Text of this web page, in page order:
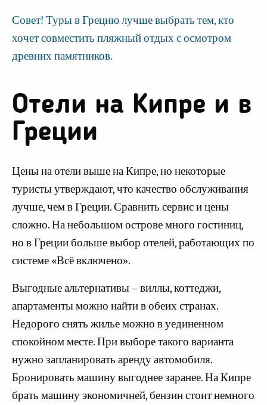
Совет! Туры в Грецию лучше выбрать тем, кто
хочет совместить пляжный отдых с осмотром
древних памятников.
Отели на Кипре и в
Греции
Цены на отели выше на Кипре, но некоторые
туристы утверждают, что качество обслуживания
лучше, чем в Греции. Сравнить сервис и цены
сложно. На небольшом острове много гостиниц,
но в Греции больше выбор отелей, работающих по
системе «Всё включено».
Выгодные альтернативы – виллы, коттеджи,
апартаменты можно найти в обеих странах.
Недорого снять жилье можно в уединенном
спокойном месте. При выборе такого варианта
нужно запланировать аренду автомобиля.
Бронировать машину выгоднее заранее. На Кипре
брать машину экономичней, бензин стоит немного